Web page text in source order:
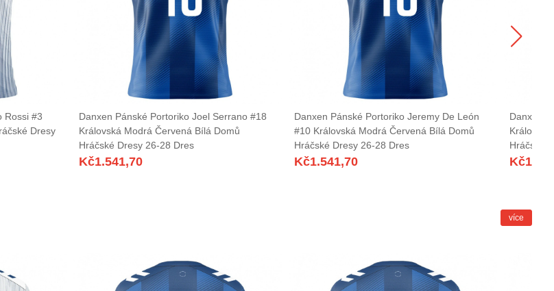
Rossi #3
Dresy
Danxen Pánské Portoriko Joel Serrano #18
Královská Modrá Červená Bílá Domů
Hráčské Dresy 26-28 Dres
Kč1.541,70
Danxen Pánské Portoriko Jeremy De León
#10 Královská Modrá Červená Bílá Domů
Hráčské Dresy 26-28 Dres
Kč1.541,70
Danxen
Hráčské
Kč
více